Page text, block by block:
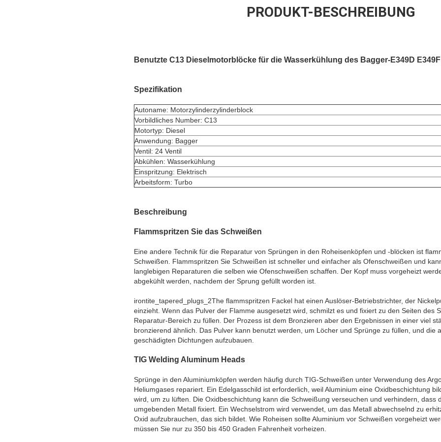
PRODUKT-BESCHREIBUNG
Benutzte C13 Dieselmotorblöcke für die Wasserkühlung des Bagger-E349D E349F
Spezifikation
Autoname: Motorzylinderzylinderblock
Vorbildliches Number: C13
Motortyp: Diesel
Anwendung: Bagger
Ventil: 24 Ventil
Abkühlen: Wasserkühlung
Einspritzung: Elektrisch
Arbeitsform: Turbo
Beschreibung
Flammspritzen Sie das Schweißen
Eine andere Technik für die Reparatur von Sprüngen in den Roheisenköpfen und -blöcken ist
Schweißen. Flammspritzen Sie Schweißen ist schneller und einfacher als Ofenschweißen und
langlebigen Reparaturen die selben wie Ofenschweißen schaffen. Der Kopf muss vorgeheizt
abgekühlt werden, nachdem der Sprung gefüllt worden ist.
irontite_tapered_plugs_2The flammspritzen Fackel hat einen Auslöser-Betriebstrichter, der
einzieht. Wenn das Pulver der Flamme ausgesetzt wird, schmilzt es und fixiert zu den Seiten des
Reparatur-Bereich zu füllen. Der Prozess ist dem Bronzieren aber den Ergebnissen in einer viel
bronzierend ähnlich. Das Pulver kann benutzt werden, um Löcher und Sprünge zu füllen, und die
geschädigten Dichtungen aufzubauen.
TIG Welding Aluminum Heads
Sprünge in den Aluminiumköpfen werden häufig durch TIG-Schweißen unter Verwendung des
Heliumgases repariert. Ein Edelgasschild ist erforderlich, weil Aluminium eine Oxidbeschichtung
wird, um zu lüften. Die Oxidbeschichtung kann die Schweißung verseuchen und verhindern, dass
umgebenden Metall fixiert. Ein Wechselstrom wird verwendet, um das Metall abwechselnd zu
Oxid aufzubrauchen, das sich bildet. Wie Roheisen sollte Aluminium vor Schweißen vorgeheizt
müssen Sie nur zu 350 bis 450 Graden Fahrenheit vorheizen.